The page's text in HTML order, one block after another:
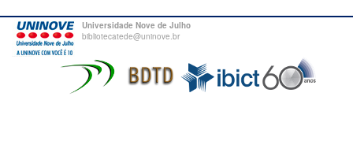
Universidade Nove de Julho
bibliotecatede@uninove.br